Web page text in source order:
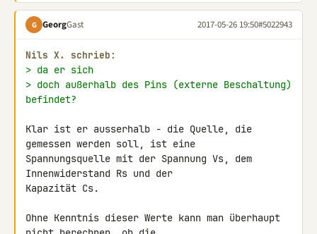
G GeorgGast 2017-05-26 19:50#5022943
Nils X. schrieb:
> da er sich
> doch außerhalb des Pins (externe Beschaltung)
befindet?
Klar ist er ausserhalb - die Quelle, die
gemessen werden soll, ist eine
Spannungsquelle mit der Spannung Vs, dem
Innenwiderstand Rs und der
Kapazität Cs.
Ohne Kenntnis dieser Werte kann man überhaupt